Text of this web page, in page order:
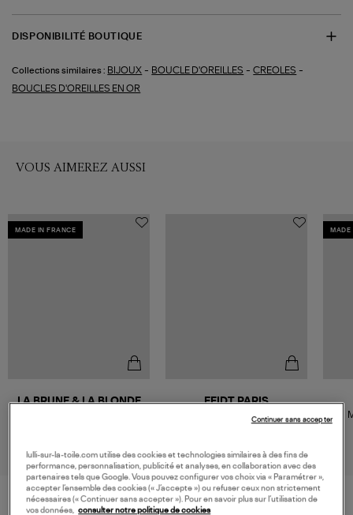
DISPONIBILITÉ BOUTIQUE
Collections similaires : BIJOUX - BOUCLE D'OREILLES -CREOLES -
BOUCLES D'OREILLES EN OR
VOUS AIMEREZ AUSSI
MADE IN FRANCE
LA BRUNE & LA BLONDE FEIDT PARIS
Créole Pointe Diamants 18
Carats Or Jaune (vendue à
MADE
lulli-sur-la-toile.com utilise des cookies et technologies similaires à des fins de
performance, personnalisation, publicité et analyses, en collaboration avec des
partenaires tels que Google. Vous pouvez configurer vos choix via « Paramétrer »,
accepter l’ensemble des cookies (« J’accepte ») ou refuser ceux non strictement
nécessaires (« Continuer sans accepter »). Pour en savoir plus sur l’utilisation de
vos données,
consulter notre politique de cookies
Continuer sans accepter